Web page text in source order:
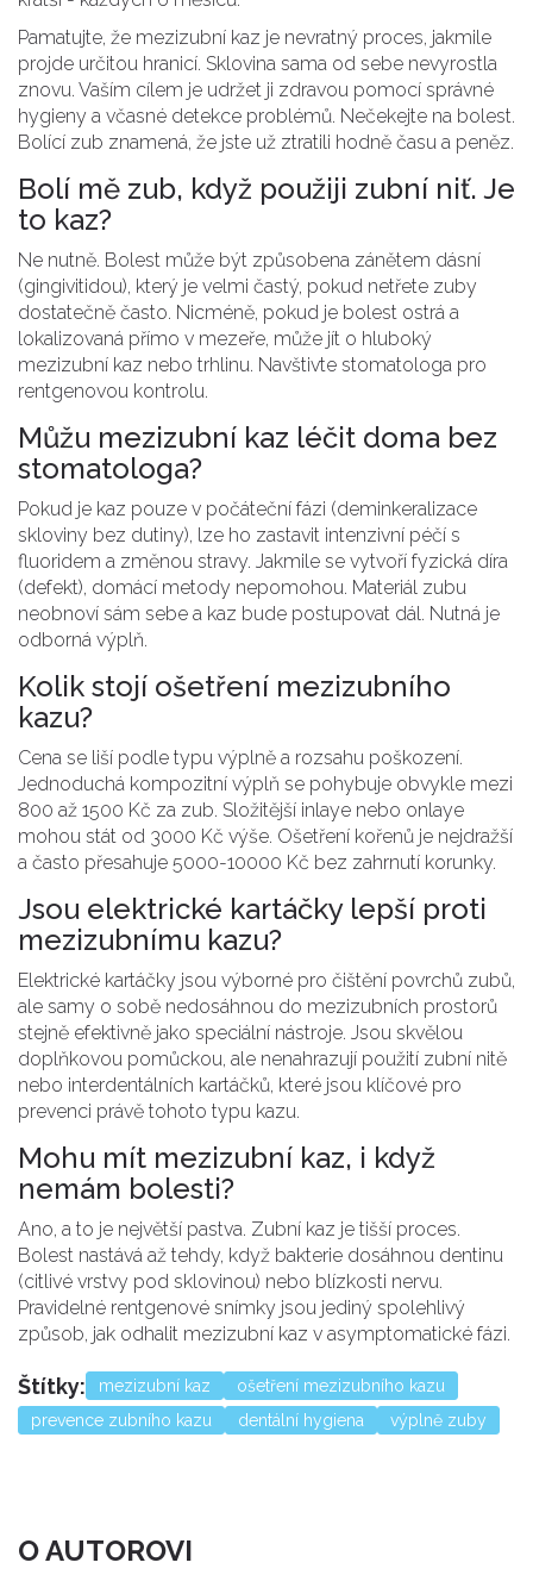
Pamatujte, že mezizubní kaz je nevratný proces, jakmile
projde určitou hranicí. Sklovina sama od sebe nevyrostla
znovu. Vaším cílem je udržet ji zdravou pomocí správné
hygieny a včasné detekce problémů. Nečekejte na bolest.
Bolící zub znamená, že jste už ztratili hodně času a peněz.
Bolí mě zub, když použiji zubní niť. Je
to kaz?
Ne nutně. Bolest může být způsobena zánětem dásní
(gingivitidou), který je velmi častý, pokud netřete zuby
dostatečně často. Nicméně, pokud je bolest ostrá a
lokalizovaná přímo v mezeře, může jít o hluboký
mezizubní kaz nebo trhlinu. Navštivte stomatologa pro
rentgenovou kontrolu.
Můžu mezizubní kaz léčit doma bez
stomatologa?
Pokud je kaz pouze v počáteční fázi (deminkeralizace
skloviny bez dutiny), lze ho zastavit intenzivní péčí s
fluoridem a změnou stravy. Jakmile se vytvoří fyzická díra
(defekt), domácí metody nepomohou. Materiál zubu
neobnoví sám sebe a kaz bude postupovat dál. Nutná je
odborná výplň.
Kolik stojí ošetření mezizubního
kazu?
Cena se liší podle typu výplně a rozsahu poškození.
Jednoduchá kompozitní výplň se pohybuje obvykle mezi
800 až 1500 Kč za zub. Složitější inlaye nebo onlaye
mohou stát od 3000 Kč výše. Ošetření kořenů je nejdražší
a často přesahuje 5000-10000 Kč bez zahrnutí korunky.
Jsou elektrické kartáčky lepší proti
mezizubnímu kazu?
Elektrické kartáčky jsou výborné pro čištění povrchů zubů,
ale samy o sobě nedosáhnou do mezizubních prostorů
stejně efektivně jako speciální nástroje. Jsou skvělou
doplňkovou pomůckou, ale nenahrazují použití zubní nitě
nebo interdentálních kartáčků, které jsou klíčové pro
prevenci právě tohoto typu kazu.
Mohu mít mezizubní kaz, i když
nemám bolesti?
Ano, a to je největší pastva. Zubní kaz je tišší proces.
Bolest nastává až tehdy, když bakterie dosáhnou dentinu
(citlivé vrstvy pod sklovinou) nebo blízkosti nervu.
Pravidelné rentgenové snímky jsou jediný spolehlivý
způsob, jak odhalit mezizubní kaz v asymptomatické fázi.
Štítky: mezizubní kaz
ošetření mezizubního kazu
prevence zubního kazu
dentální hygiena výplně zuby
O AUTOROVI